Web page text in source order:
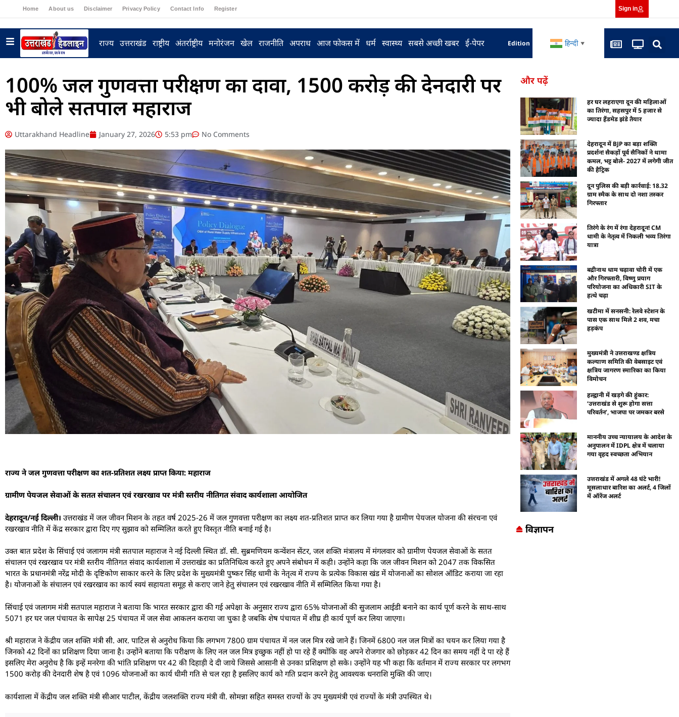
Home About us Disclaimer Privacy Policy Contact Info Register Sign in
राज्य उत्तराखंड राष्ट्रीय अंतर्राष्ट्रीय मनोरंजन खेल राजनीति अपराध आज फोकस में धर्म स्वास्थ्य सबसे अच्छी खबर ई-पेपर Edition हिन्दी ▼
100% जल गुणवत्ता परीक्षण का दावा, 1500 करोड़ की देनदारी पर
भी बोले सतपाल महाराज
Uttarakhand Headline January 27, 2026 5:53 pm No Comments
राज्य ने जल गुणवत्ता परीक्षण का शत-प्रतिशत लक्ष्य प्राप्त किया: महाराज
ग्रामीण पेयजल सेवाओं के सतत संचालन एवं रखरखाव पर मंत्री स्तरीय नीतिगत संवाद कार्यशाला आयोजित
देहरादून/नई दिल्ली। उत्तराखंड में जल जीवन मिशन के तहत वर्ष 2025-26 में जल गुणवत्ता परीक्षण का लक्ष्य शत-प्रतिशत प्राप्त कर लिया गया है ग्रामीण पेयजल योजना की संरचना एवं
रखरखाव नीति में केंद्र सरकार द्वारा दिए गए सुझाव को सम्मिलित करते हुए विस्तृत नीति बनाई गई है।
उक्त बात प्रदेश के सिंचाई एवं जलागम मंत्री सतपाल महाराज ने नई दिल्ली स्थित डॉ. सी. सुब्रमणियम कन्वेंशन सेंटर, जल शक्ति मंत्रालय में मंगलवार को ग्रामीण पेयजल सेवाओं के सतत
संचालन एवं रखरखाव पर मंत्री स्तरीय नीतिगत संवाद कार्यशाला में उत्तराखंड का प्रतिनिधित्व करते हुए अपने संबोधन में कही। उन्होंने कहा कि जल जीवन मिशन को 2047 तक विकसित
भारत के प्रधानमंत्री नरेंद्र मोदी के दृष्टिकोण साकार करने के लिए प्रदेश के मुख्यमंत्री पुष्कर सिंह धामी के नेतृत्व में राज्य के प्रत्येक विकास खंड में योजनाओं का सोशल ऑडिट कराया जा रहा
है। योजनाओं के संचालन एवं रखरखाव का कार्य स्वयं सहायता समूह से कराए जाने हेतु संचालन एवं रखरखाव नीति में सम्मिलित किया गया है।
सिंचाई एवं जलागम मंत्री सतपाल महाराज ने बताया कि भारत सरकार द्वारा की गई अपेक्षा के अनुसार राज्य द्वारा 65% योजनाओं की सुजलाम आईडी बनाने का कार्य पूर्ण करने के साथ-साथ
5071 हर घर जल पंचायत के सापेक्ष 25 पंचायत में जल सेवा आकलन कराया जा चुका है जबकि शेष पंचायत में शीघ्र ही कार्य पूर्ण कर लिया जाएगा।
श्री महाराज ने केंद्रीय जल शक्ति मंत्री सी. आर. पाटिल से अनुरोध किया कि लगभग 7800 ग्राम पंचायत में नल जल मित्र रखे जाने हैं। जिनमें 6800 नल जल मित्रों का चयन कर लिया गया है
जिनको 42 दिनों का प्रशिक्षण दिया जाना है। उन्होंने बताया कि परीक्षण के लिए नल जल मित्र इच्छुक नहीं हो पा रहे हैं क्योंकि वह अपने रोजगार को छोड़कर 42 दिन का समय नहीं दे पा रहे हैं
इसलिए मेरा अनुरोध है कि इन्हें मनरेगा की भांति प्रशिक्षण पर 42 की दिहाड़ी दे दी जाये जिससे आसानी से उनका प्रशिक्षण हो सके। उन्होंने यह भी कहा कि वर्तमान में राज्य सरकार पर लगभग
1500 करोड़ की देनदारी शेष है एवं 1096 योजनाओं का कार्य धीमी गति से चल रहा है इसलिए कार्य को गति प्रदान करने हेतु आवश्यक धनराशि मुक्ति की जाए।
कार्यशाला में केंद्रीय जल शक्ति मंत्री सीआर पाटील, केंद्रीय जलशक्ति राज्य मंत्री वी. सोमन्ना सहित समस्त राज्यों के उप मुख्यमंत्री एवं राज्यों के मंत्री उपस्थित थे।
और पढ़ें
हर घर लहराएगा दून की महिलाओं
का तिरंगा, सहसपुर में 5 हजार से
ज्यादा हैंडमेड झंडे तैयार
देहरादून में BJP का बड़ा शक्ति
प्रदर्शन! सैकड़ों पूर्व सैनिकों ने थामा
कमल, भट्ट बोले- 2027 में लगेगी जीत
की हैट्रिक
दून पुलिस की बड़ी कार्रवाई: 18.32
ग्राम स्मैक के साथ दो नशा तस्कर
गिरफ्तार
तिरंगे के रंग में रंगा देहरादून! CM
धामी के नेतृत्व में निकली भव्य तिरंगा
यात्रा
बद्रीनाथ धाम चढ़ावा चोरी में एक
और गिरफ्तारी, विष्णु प्रयाग
परियोजना का अधिकारी SIT के
हत्थे चढ़ा
खटीमा में सनसनी: रेलवे स्टेशन के
पास एक साथ मिले 2 शव, मचा
हड़कंप
मुख्यमंत्री ने उत्तराखण्ड क्षत्रिय
कल्याण समिति की वेबसाइट एवं
क्षत्रिय जागरण स्मारिका का किया
विमोचन
हल्द्वानी में खड़गे की हुंकार:
‘उत्तराखंड से शुरू होगा सत्ता
परिवर्तन’, भाजपा पर जमकर बरसे
माननीय उच्च न्यायालय के आदेश के
अनुपालन में IDPL क्षेत्र में चलाया
गया वृहद स्वच्छता अभियान
उत्तराखंड में अगले 48 घंटे भारी!
मूसलाधार बारिश का अलर्ट, 4 जिलों
में ऑरेंज अलर्ट
विज्ञापन